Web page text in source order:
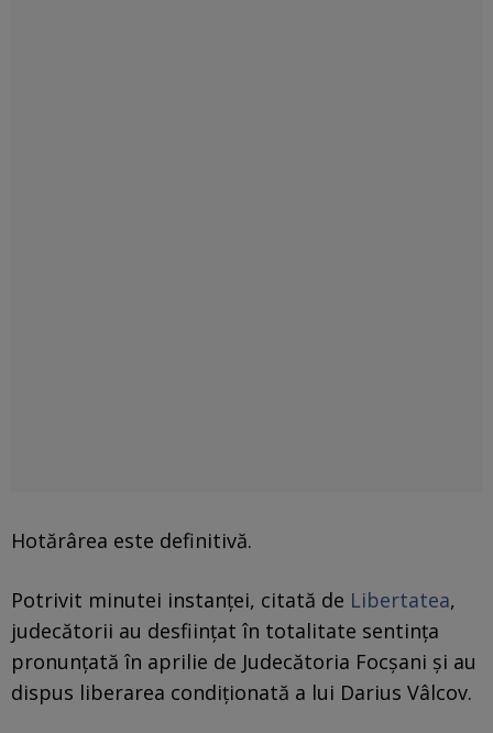
Hotărârea este definitivă.
Potrivit minutei instanței, citată de Libertatea,
judecătorii au desființat în totalitate sentința
pronunțată în aprilie de Judecătoria Focșani și au
dispus liberarea condiționată a lui Darius Vâlcov.